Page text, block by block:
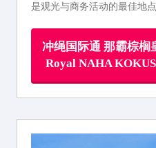
是观光与商务活动的最佳地点
冲绳国际通 那霸棕榈
Royal NAHA